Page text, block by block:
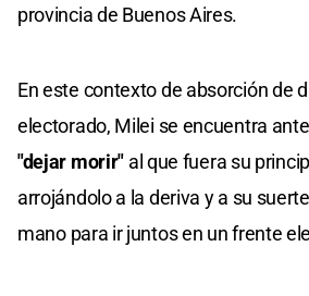
provincia de Buenos Aires.
En este contexto de absorción de
electorado, Milei se encuentra
"dejar morir" al que fuera su
arrojándolo a la deriva y a su
mano para ir juntos en un frente